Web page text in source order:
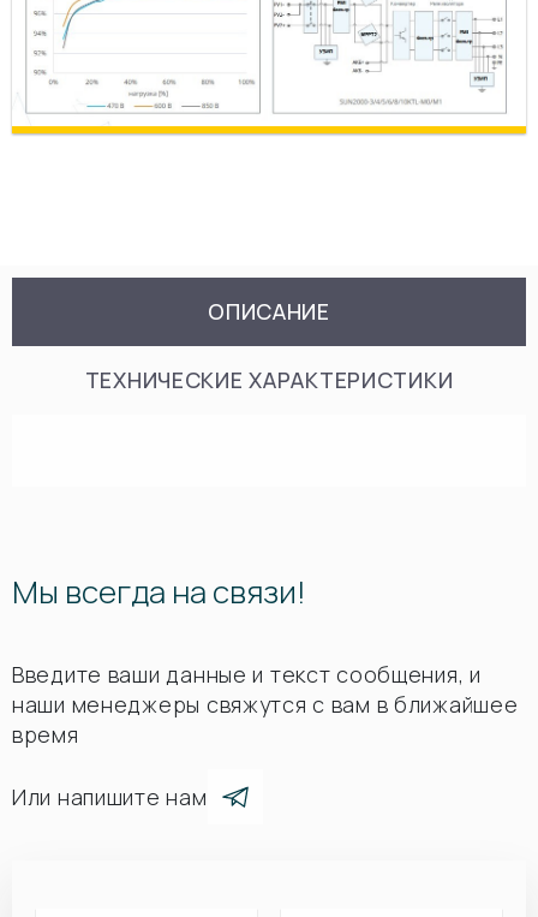
ОПИСАНИЕ
ТЕХНИЧЕСКИЕ ХАРАКТЕРИСТИКИ
Мы всегда на связи!
Введите ваши данные и текст сообщения, и
наши менеджеры свяжутся с вам в ближайшее
время
Или напишите нам